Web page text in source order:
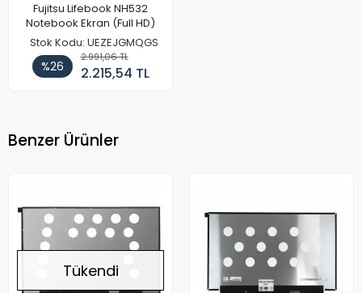
Fujitsu Lifebook NH532
Notebook Ekran (Full HD)
Stok Kodu: UEZEJGMQGS
%26
2.991,06 TL
2.215,54 TL
Benzer Ürünler
Tükendi